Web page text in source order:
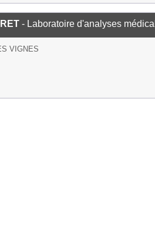
- Laboratoire d'analyses
VIGNES